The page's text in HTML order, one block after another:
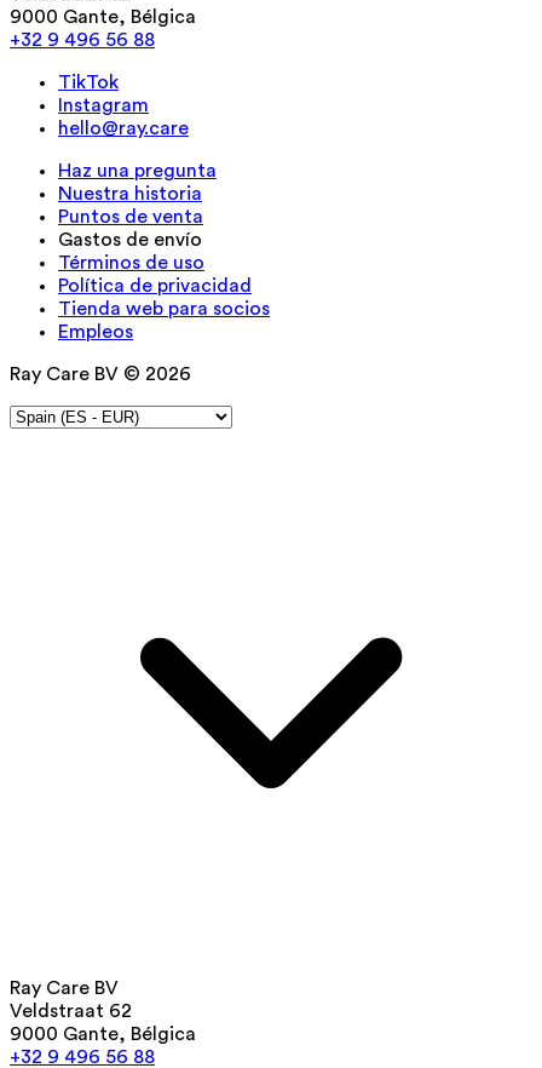
9000 Gante, Bélgica
+32 9 496 56 88
TikTok
Instagram
hello@ray.care
Haz una pregunta
Nuestra historia
Puntos de venta
Gastos de envío
Términos de uso
Política de privacidad
Tienda web para socios
Empleos
Ray Care BV © 2026
Ray Care BV
Veldstraat 62
9000 Gante, Bélgica
+32 9 496 56 88